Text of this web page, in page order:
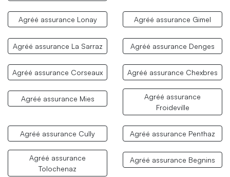
Agréé assurance Lonay Agréé assurance Gimel
Agréé assurance La Sarraz Agréé assurance Denges
Agréé assurance Corseaux Agréé assurance Chexbres
Agréé assurance Mies
Agréé assurance
Froideville
Agréé assurance Cully Agréé assurance Penthaz
Agréé assurance
Tolochenaz
Agréé assurance Begnins